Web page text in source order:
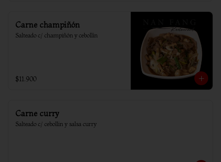
Carne champiñón
Salteado c/ champiñón y cebollín
$11.900
Carne curry
Salteado c/ cebollin y salsa curry